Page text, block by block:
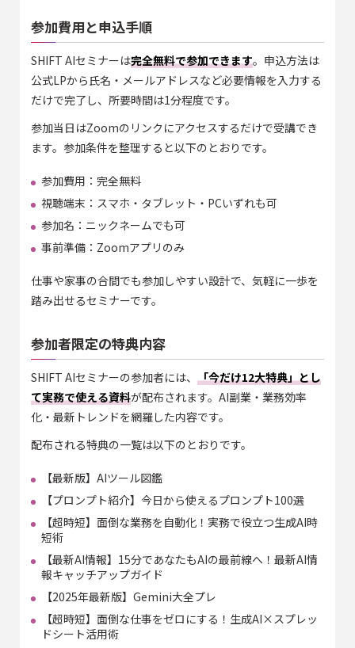
参加費用と申込手順
SHIFT AIセミナーは完全無料で参加できます。申込方法は
公式LPから氏名・メールアドレスなど必要情報を入力する
だけで完了し、所要時間は1分程度です。
参加当日はZoomのリンクにアクセスするだけで受講でき
ます。参加条件を整理すると以下のとおりです。
参加費用：完全無料
視聴端末：スマホ・タブレット・PCいずれも可
参加名：ニックネームでも可
事前準備：Zoomアプリのみ
仕事や家事の合間でも参加しやすい設計で、気軽に一歩を
踏み出せるセミナーです。
参加者限定の特典内容
SHIFT AIセミナーの参加者には、
「今だけ12大特典」とし
て実務で使える資料が配布されます。AI副業・業務効率
化・最新トレンドを網羅した内容です。
配布される特典の一覧は以下のとおりです。
【最新版】AIツール図鑑
【プロンプト紹介】今日から使えるプロンプト100選
【超時短】面倒な業務を自動化！実務で役立つ生成AI時
短術
【最新AI情報】15分であなたもAIの最前線へ！最新AI情
報キャッチアップガイド
【2025年最新版】Gemini大全プレ
【超時短】面倒な仕事をゼロにする！生成AI×スプレッ
ドシート活用術